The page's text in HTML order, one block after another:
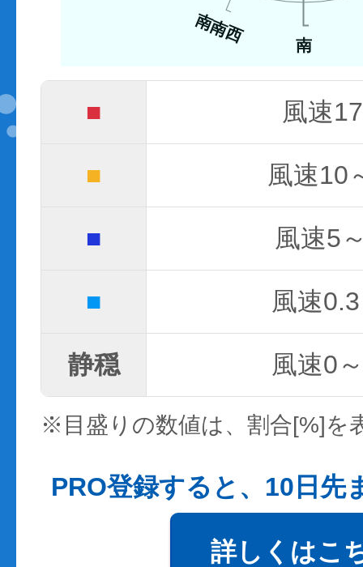
南
南南西
■ 風速
■ 風速10
■ 風速5
■ 風速
静穏 風速0
※目盛りの数値は、割合[%]を
PRO登録すると、10日先
詳しくはこ